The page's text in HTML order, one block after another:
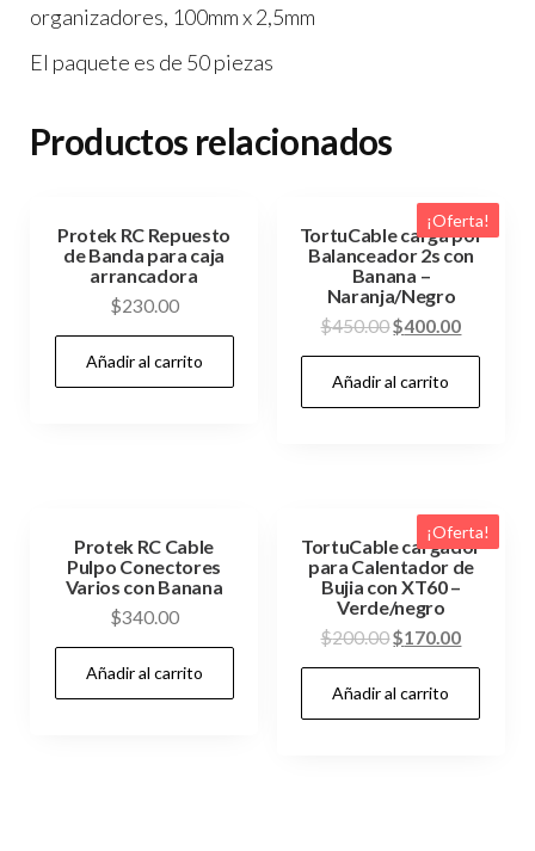
organizadores, 100mm x 2,5mm
El paquete es de 50 piezas
Productos relacionados
Protek RC Repuesto
de Banda para caja
arrancadora
$230.00
Añadir al carrito
¡Oferta!
TortuCable carga por
Balanceador 2s con
Banana –
Naranja/Negro
$450.00El
precio
original
era:
$400.00El
precio
es:
Añadir al carrito
Protek RC Cable
Pulpo Conectores
Varios con Banana
$340.00
Añadir al carrito
¡Oferta!
TortuCable cargador
para Calentador de
Bujia con XT60 –
Verde/negro
$200.00El
precio
original
era:
$170.00El
precio
es:
Añadir al carrito